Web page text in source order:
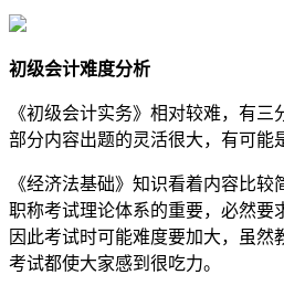
初级会计难度分析
《初级会计实务》相对较难，有
部分内容出题的灵活很大，有可能
《经济法基础》知识看着内容比
职称考试理论体系的重要，必然要
因此考试时可能难度要加大，虽然
考试都使大家感到很吃力。